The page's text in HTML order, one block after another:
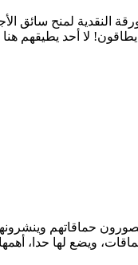
النقدية لمنح سائق
لا أحد يطيقهم هنا
حماقاتهم